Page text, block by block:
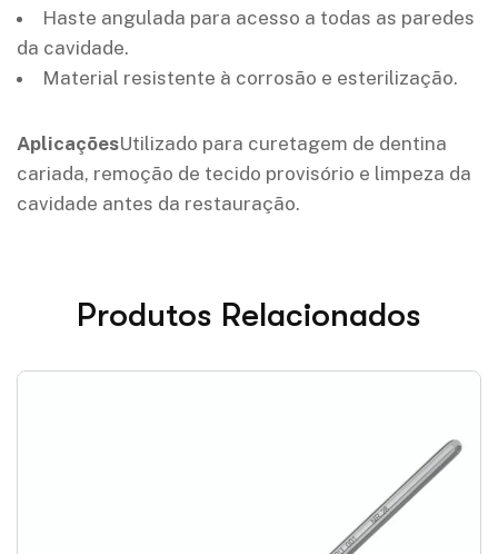
Haste angulada para acesso a todas as paredes
da cavidade.
Material resistente à corrosão e esterilização.
AplicaçõesUtilizado para curetagem de dentina
cariada, remoção de tecido provisório e limpeza da
cavidade antes da restauração.
Produtos Relacionados